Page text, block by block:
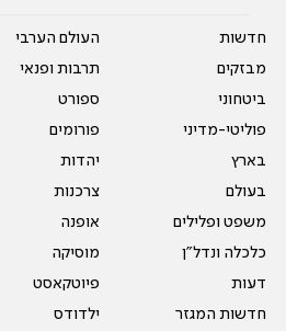
חדשות
מבזקים
ביטחוני
פוליטי-מדיני
בארץ
בעולם
משפט ופלילים
כלכלה ונדל"ן
דעות
חדשות המגזר
העולם הערבי
תרבות ופנאי
ספורט
פורומים
יהדות
צרכנות
אופנה
מוסיקה
פיוטקאסט
ילדודס